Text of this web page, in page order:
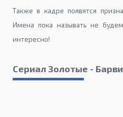
Также в кадре появятся
Имена пока называть не
интересно!
Сериал Золотые -